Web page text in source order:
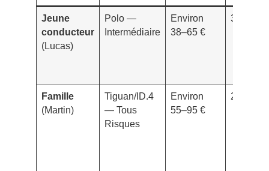
Jeune
conducteur
(Lucas)
Polo —
Intermédiaire
Environ
38–65 €
Famille
(Martin)
Tiguan/ID.4
— Tous
Risques
Environ
55–95 €